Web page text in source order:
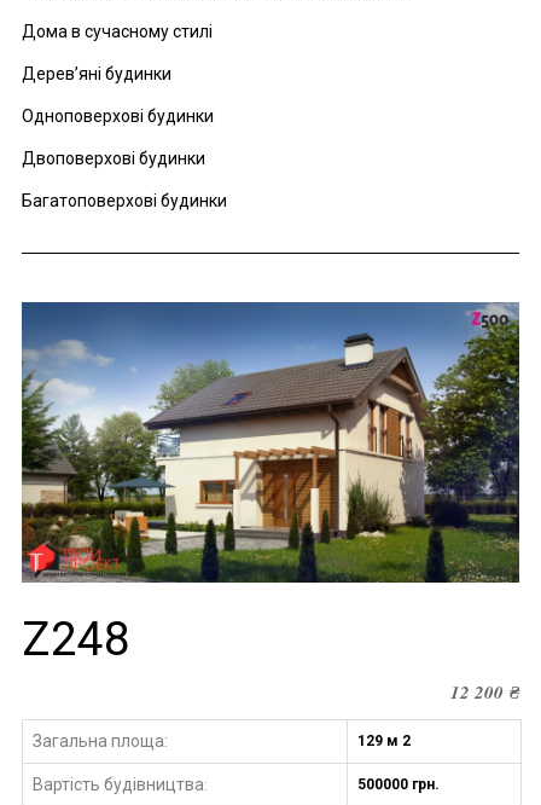
Дома в сучасному стилі
Дерев’яні будинки
Одноповерхові будинки
Двоповерхові будинки
Багатоповерхові будинки
Z248
12 200₴
Загальна площа: 129 м 2
Вартість будівництва: 500000 грн.